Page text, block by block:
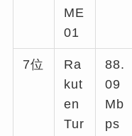
ME
01
7位
Ra
kut
en
Tur
88.
09
Mb
ps